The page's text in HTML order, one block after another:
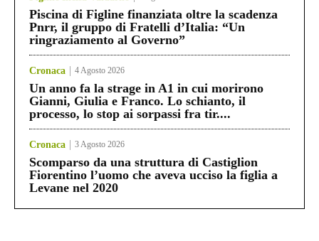
Piscina di Figline finanziata oltre la scadenza
Pnrr, il gruppo di Fratelli d’Italia: “Un
ringraziamento al Governo”
Cronaca 4 Agosto 2026
Un anno fa la strage in A1 in cui morirono
Gianni, Giulia e Franco. Lo schianto, il
processo, lo stop ai sorpassi fra tir....
Cronaca 3 Agosto 2026
Scomparso da una struttura di Castiglion
Fiorentino l’uomo che aveva ucciso la figlia a
Levane nel 2020